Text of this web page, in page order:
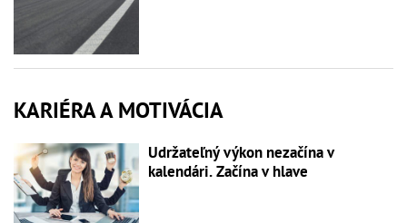
KARIÉRA A MOTIVÁCIA
Udržateľný výkon nezačína v
kalendári. Začína v hlave